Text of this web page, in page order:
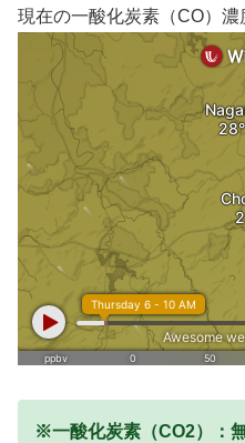
現在の一酸化炭素（CO）濃
※一酸化炭素（CO2）：